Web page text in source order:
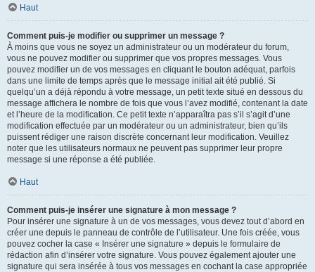
Haut
Comment puis-je modifier ou supprimer un message ?
À moins que vous ne soyez un administrateur ou un modérateur du forum,
vous ne pouvez modifier ou supprimer que vos propres messages. Vous
pouvez modifier un de vos messages en cliquant le bouton adéquat, parfois
dans une limite de temps après que le message initial ait été publié. Si
quelqu’un a déjà répondu à votre message, un petit texte situé en dessous du
message affichera le nombre de fois que vous l’avez modifié, contenant la date
et l’heure de la modification. Ce petit texte n’apparaîtra pas s’il s’agit d’une
modification effectuée par un modérateur ou un administrateur, bien qu’ils
puissent rédiger une raison discrète concernant leur modification. Veuillez
noter que les utilisateurs normaux ne peuvent pas supprimer leur propre
message si une réponse a été publiée.
Haut
Comment puis-je insérer une signature à mon message ?
Pour insérer une signature à un de vos messages, vous devez tout d’abord en
créer une depuis le panneau de contrôle de l’utilisateur. Une fois créée, vous
pouvez cocher la case « Insérer une signature » depuis le formulaire de
rédaction afin d’insérer votre signature. Vous pouvez également ajouter une
signature qui sera insérée à tous vos messages en cochant la case appropriée